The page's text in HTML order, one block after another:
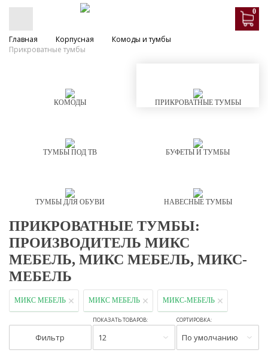
0
Главная Корпусная
Комоды и тумбы
Прикроватные тумбы
КОМОДЫ ПРИКРОВАТНЫЕ ТУМБЫ
ТУМБЫ ПОД ТВ БУФЕТЫ И ТУМБЫ
ТУМБЫ ДЛЯ ОБУВИ НАВЕСНЫЕ ТУМБЫ
ПРИКРОВАТНЫЕ ТУМБЫ:
ПРОИЗВОДИТЕЛЬ МИКС
МЕБЕЛЬ, МИКС МЕБЕЛЬ, МИКС-
МЕБЕЛЬ
МИКС МЕБЕЛЬ МИКС МЕБЕЛЬ МИКС-МЕБЕЛЬ
Фильтр
ПОКАЗАТЬ ТОВАРОВ:
12
СОРТИРОВКА:
По умолчанию